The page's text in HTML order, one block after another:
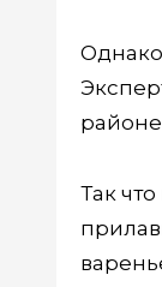
Так